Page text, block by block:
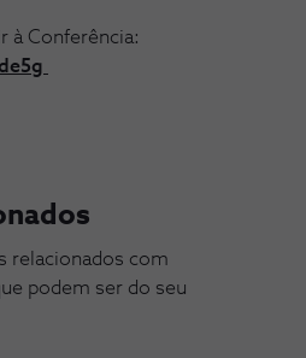
à Conferência:
relacionados com
podem ser do seu